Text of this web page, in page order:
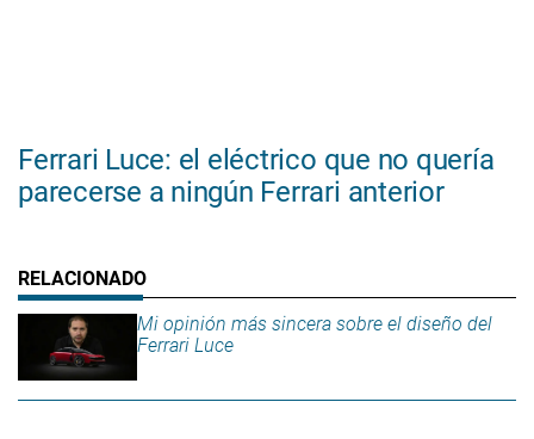
Ferrari Luce: el eléctrico que no quería
parecerse a ningún Ferrari anterior
Mi opinión más sincera sobre el diseño del
Ferrari Luce